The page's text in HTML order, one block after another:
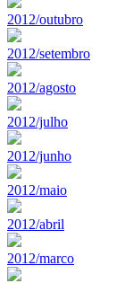
2012/outubro
2012/setembro
2012/agosto
2012/julho
2012/junho
2012/maio
2012/abril
2012/marco